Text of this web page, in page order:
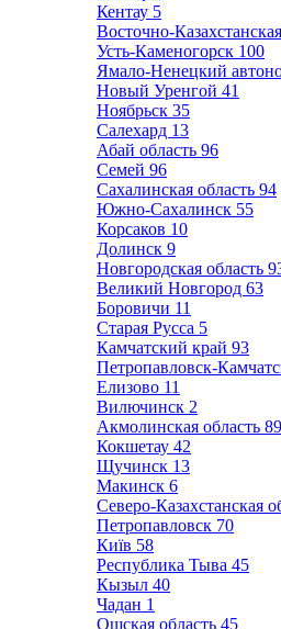
Кентау 5
Восточно-
Усть-Каменогорск 100
Ямало-Ненецкий
Новый Уренгой 41
Ноябрьск 35
Салехард 13
Абай область 96
Семей 96
Сахалинская область 94
Южно-Сахалинск 55
Корсаков 10
Долинск 9
Новгородская область
Великий Новгород 63
Боровичи 11
Старая Русса 5
Камчатский край 93
Петропавловск-
Елизово 11
Вилючинск 2
Акмолинская область 89
Кокшетау 42
Щучинск 13
Макинск 6
Северо-Казахстанская
Петропавловск 70
Київ 58
Республика Тыва 45
Кызыл 40
Чадан 1
Ошская область 45